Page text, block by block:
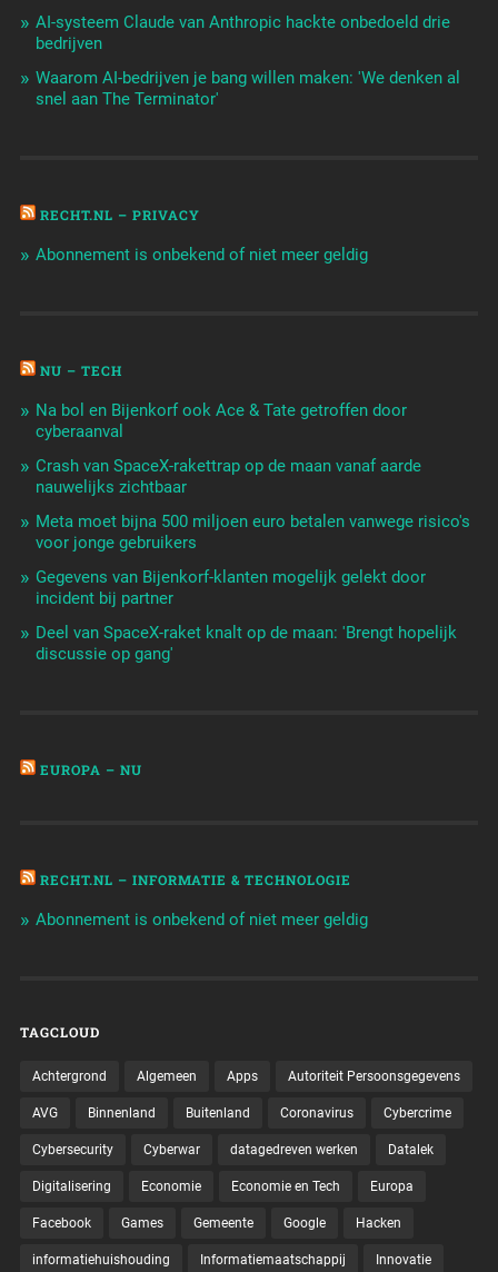
AI-systeem Claude van Anthropic hackte onbedoeld drie
bedrijven
Waarom AI-bedrijven je bang willen maken: 'We denken al
snel aan The Terminator'
RECHT.NL – PRIVACY
Abonnement is onbekend of niet meer geldig
NU – TECH
Na bol en Bijenkorf ook Ace & Tate getroffen door
cyberaanval
Crash van SpaceX-rakettrap op de maan vanaf aarde
nauwelijks zichtbaar
Meta moet bijna 500 miljoen euro betalen vanwege risico's
voor jonge gebruikers
Gegevens van Bijenkorf-klanten mogelijk gelekt door
incident bij partner
Deel van SpaceX-raket knalt op de maan: 'Brengt hopelijk
discussie op gang'
EUROPA – NU
RECHT.NL – INFORMATIE & TECHNOLOGIE
Abonnement is onbekend of niet meer geldig
TAGCLOUD
Achtergrond Algemeen Apps Autoriteit Persoonsgegevens
AVG Binnenland Buitenland Coronavirus Cybercrime
Cybersecurity Cyberwar datagedreven werken Datalek
Digitalisering Economie Economie en Tech Europa
Facebook Games Gemeente Google Hacken
informatiehuishouding Informatiemaatschappij Innovatie